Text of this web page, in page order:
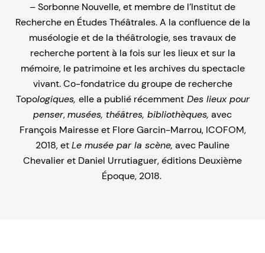
– Sorbonne Nouvelle, et membre de l’Institut de
Recherche en Études Théâtrales. A la confluence de la
muséologie et de la théâtrologie, ses travaux de
recherche portent à la fois sur les lieux et sur la
mémoire, le patrimoine et les archives du spectacle
vivant. Co-fondatrice du groupe de recherche
Topologiques, elle a publié récemmentDes lieux pour
penser,musées, théâtres, bibliothèques, avec
François Mairesse et Flore Garcin-Marrou, ICOFOM,
2018, etLe musée par la scène, avec Pauline
Chevalier et Daniel Urrutiaguer, éditions Deuxième
Époque, 2018.